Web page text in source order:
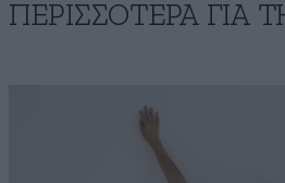
ΠΕΡΙΣΣΟΤΕΡΑ ΓΙΑ